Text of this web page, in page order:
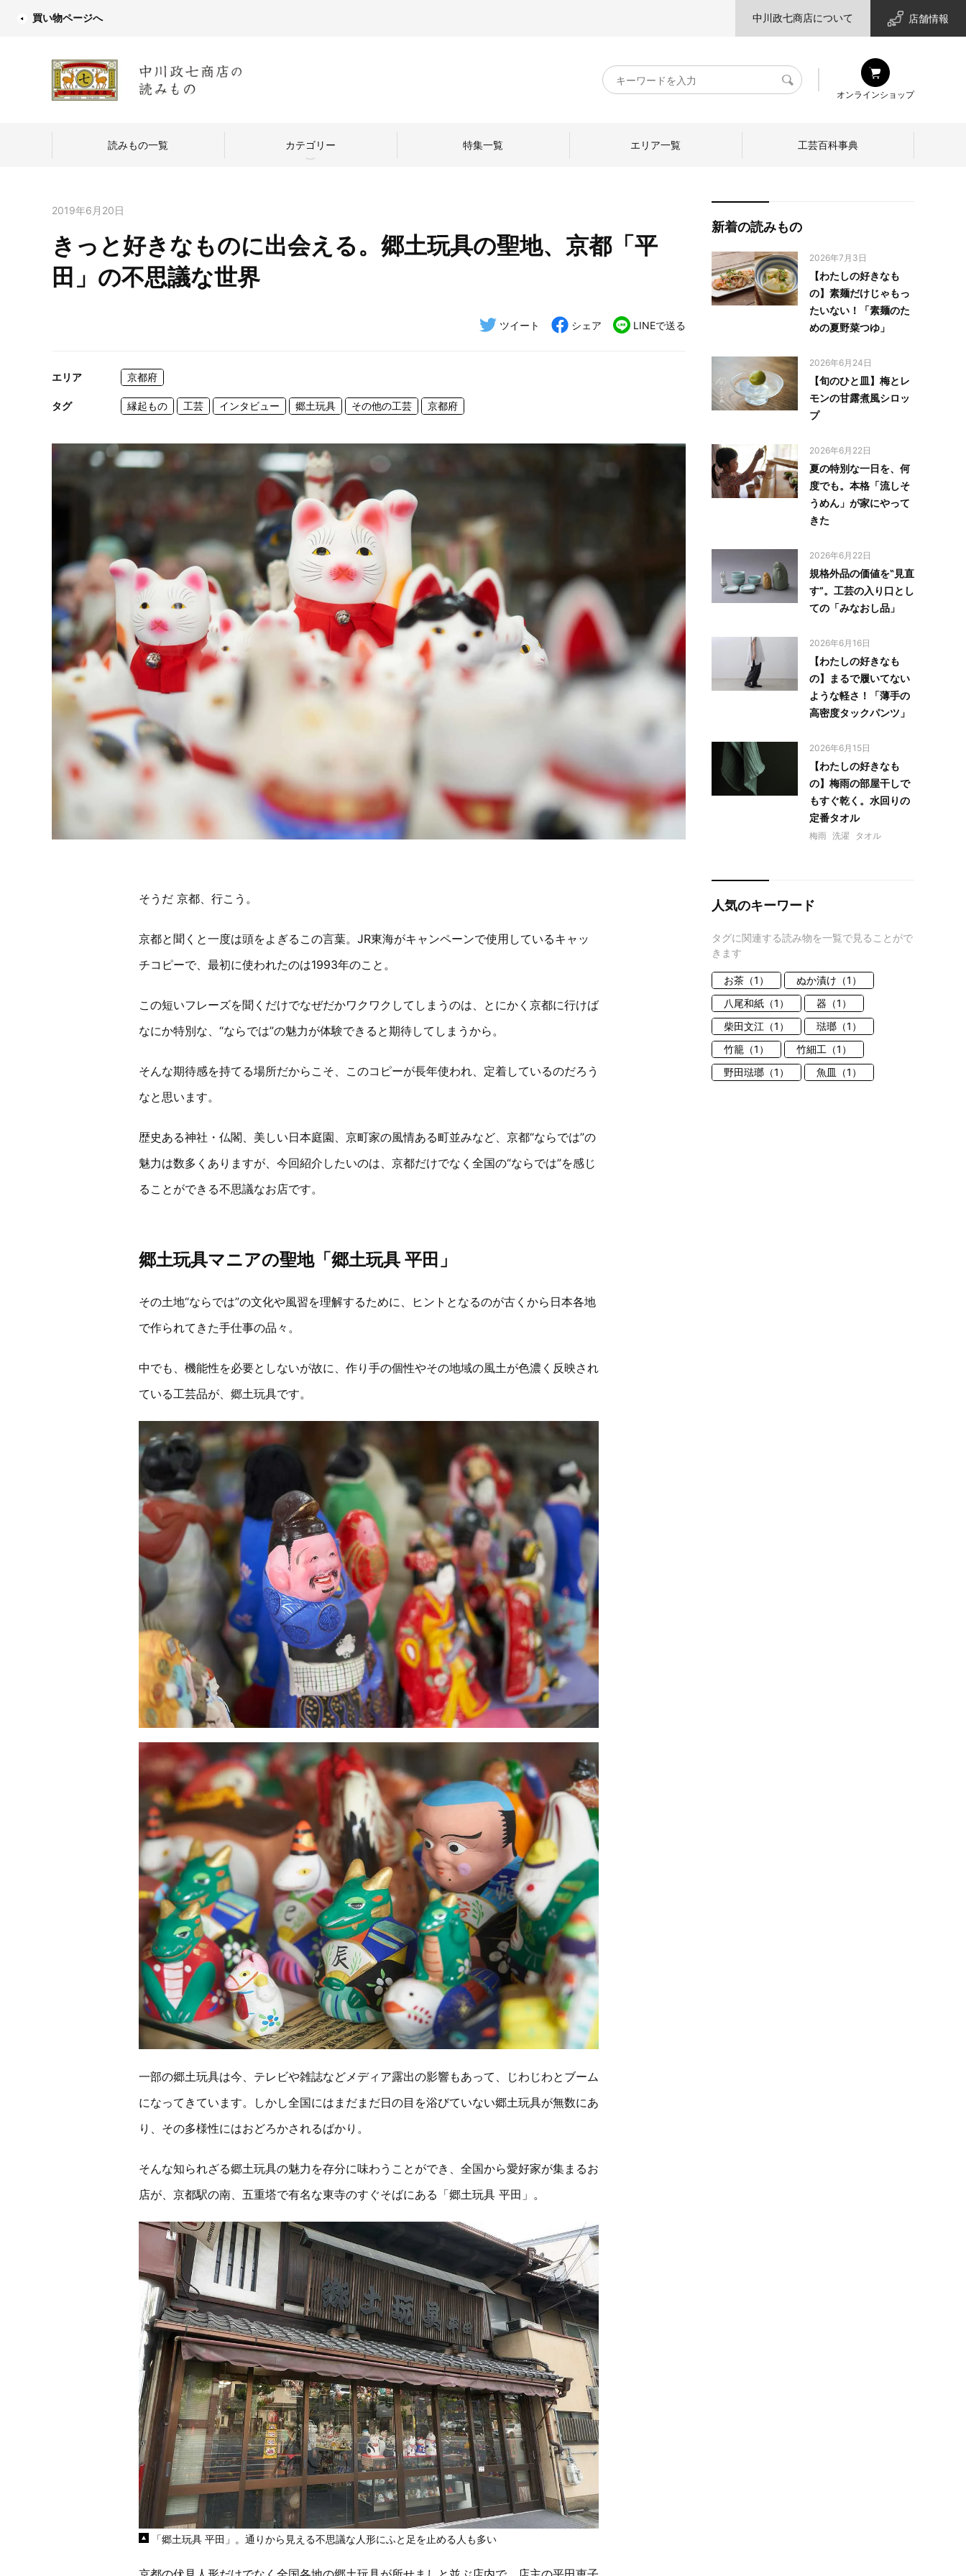
買い物ページへ 中川政七商店について 店舗情報
キ
ー
検
オンラインショップ
読みもの一覧 カテゴリー
中川政七商店のものづくり 日本の暮らし 中川政七商店のひと
特集一覧 エリア一覧 工芸百科事典
2019年6月20日
きっと好きなものに出会える。郷土玩具の聖地、京都「平
田」の不思議な世界
ツイート シェア LINEで送る
エリア 京都府
タグ 縁起もの 工芸 インタビュー 郷土玩具 その他の工芸 京都府
そうだ 京都、行こう。
京都と聞くと一度は頭をよぎるこの言葉。JR東海がキャンペーンで使用しているキャッ
チコピーで、最初に使われたのは1993年のこと。
この短いフレーズを聞くだけでなぜだかワクワクしてしまうのは、とにかく京都に行けば
なにか特別な、“ならでは”の魅力が体験できると期待してしまうから。
そんな期待感を持てる場所だからこそ、このコピーが長年使われ、定着しているのだろう
なと思います。
歴史ある神社・仏閣、美しい日本庭園、京町家の風情ある町並みなど、京都“ならでは”の
魅力は数多くありますが、今回紹介したいのは、京都だけでなく全国の“ならでは”を感じ
ることができる不思議なお店です。
郷土玩具マニアの聖地「郷土玩具 平田」
その土地“ならでは”の文化や風習を理解するために、ヒントとなるのが古くから日本各地
で作られてきた手仕事の品々。
中でも、機能性を必要としないが故に、作り手の個性やその地域の風土が色濃く反映され
ている工芸品が、郷土玩具です。
一部の郷土玩具は今、テレビや雑誌などメディア露出の影響もあって、じわじわとブーム
になってきています。しかし全国にはまだまだ日の目を浴びていない郷土玩具が無数にあ
り、その多様性にはおどろかされるばかり。
そんな知られざる郷土玩具の魅力を存分に味わうことができ、全国から愛好家が集まるお
店が、京都駅の南、五重塔で有名な東寺のすぐそばにある「郷土玩具 平田」。
「郷土玩具 平田」。通りから見える不思議な人形にふと足を止める人も多い
新着の読みもの
2026年7月3日
【わたしの好きなも
の】素麺だけじゃもっ
たいない！「素麺のた
めの夏野菜つゆ」
2026年6月24日
【旬のひと皿】梅とレ
モンの甘露煮風シロッ
プ
2026年6月22日
夏の特別な一日を、何
度でも。本格「流しそ
うめん」が家にやって
きた
2026年6月22日
規格外品の価値を‟見直
す”。工芸の入り口とし
ての「みなおし品」
2026年6月16日
【わたしの好きなも
の】まるで履いてない
ような軽さ！「薄手の
高密度タックパンツ」
2026年6月15日
【わたしの好きなも
の】梅雨の部屋干しで
もすぐ乾く。水回りの
定番タオル
梅雨 洗濯 タオル
人気のキーワード
タグに関連する読み物を一覧で見ることがで
きます
お茶（1）
ぬか漬け（1）
八尾和紙（1）
器（1）
柴田文江（1）
琺瑯（1）
竹籠（1）
竹細工（1）
野田琺瑯（1）
魚皿（1）